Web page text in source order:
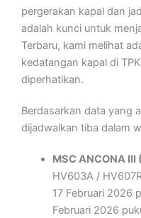
pergerakan kapal dan
adalah kunci untuk
Terbaru, kami melihat
kedatangan kapal di
diperhatikan.
Berdasarkan data yang
dijadwalkan tiba dalam
MSC ANCONA III
HV603A /
17 Februari 2026
Februari 2026